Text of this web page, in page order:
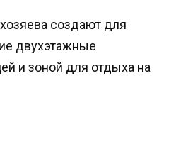
создают для
двухэтажные
и зоной для отдыха на